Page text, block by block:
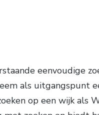
eenvoudige
als uitgangspunt
op een wijk als